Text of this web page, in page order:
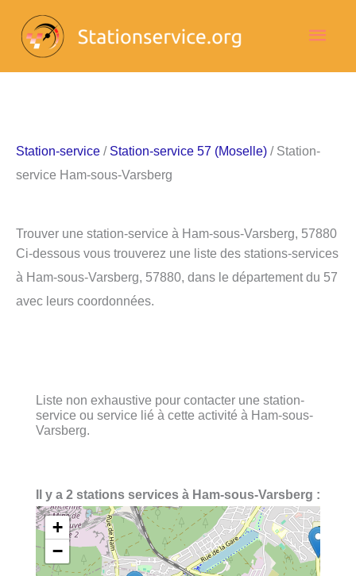
contenu
Station-service / Station-service 57 (Moselle) / Station-
service Ham-sous-Varsberg
Trouver une station-service à Ham-sous-Varsberg, 57880
Ci-dessous vous trouverez une liste des stations-services
à Ham-sous-Varsberg, 57880, dans le département du 57
avec leurs coordonnées.
Liste non exhaustive pour contacter une station-
service ou service lié à cette activité à Ham-sous-
Varsberg.
Il y a 2 stations services à Ham-sous-Varsberg :
+
−